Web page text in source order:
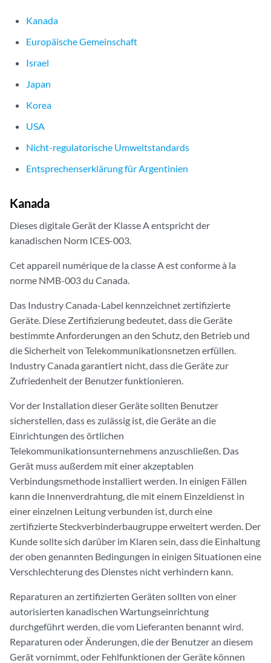
Kanada
Europäische Gemeinschaft
Israel
Japan
Korea
USA
Nicht-regulatorische Umweltstandards
Entsprechenserklärung für Argentinien
Kanada
Dieses digitale Gerät der Klasse A entspricht der
kanadischen Norm ICES-003.
Cet appareil numérique de la classe A est conforme à la
norme NMB-003 du Canada.
Das Industry Canada-Label kennzeichnet zertifizierte
Geräte. Diese Zertifizierung bedeutet, dass die Geräte
bestimmte Anforderungen an den Schutz, den Betrieb und
die Sicherheit von Telekommunikationsnetzen erfüllen.
Industry Canada garantiert nicht, dass die Geräte zur
Zufriedenheit der Benutzer funktionieren.
Vor der Installation dieser Geräte sollten Benutzer
sicherstellen, dass es zulässig ist, die Geräte an die
Einrichtungen des örtlichen
Telekommunikationsunternehmens anzuschließen. Das
Gerät muss außerdem mit einer akzeptablen
Verbindungsmethode installiert werden. In einigen Fällen
kann die Innenverdrahtung, die mit einem Einzeldienst in
einer einzelnen Leitung verbunden ist, durch eine
zertifizierte Steckverbinderbaugruppe erweitert werden. Der
Kunde sollte sich darüber im Klaren sein, dass die Einhaltung
der oben genannten Bedingungen in einigen Situationen eine
Verschlechterung des Dienstes nicht verhindern kann.
Reparaturen an zertifizierten Geräten sollten von einer
autorisierten kanadischen Wartungseinrichtung
durchgeführt werden, die vom Lieferanten benannt wird.
Reparaturen oder Änderungen, die der Benutzer an diesem
Gerät vornimmt, oder Fehlfunktionen der Geräte können